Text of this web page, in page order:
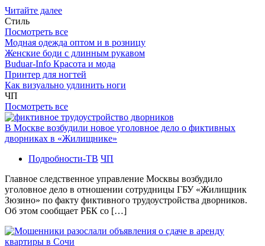
Читайте далее
Стиль
Посмотреть все
Модная одежда оптом и в розницу
Женские боди с длинным рукавом
Buduar-Info Красота и мода
Принтер для ногтей
Как визуально удлинить ноги
ЧП
Посмотреть все
В Москве возбудили новое уголовное дело о фиктивных
дворниках в «Жилищнике»
Подробности-ТВ ЧП
Главное следственное управление Москвы возбудило
уголовное дело в отношении сотрудницы ГБУ «Жилищник
Зюзино» по факту фиктивного трудоустройства дворников.
Об этом сообщает РБК со […]